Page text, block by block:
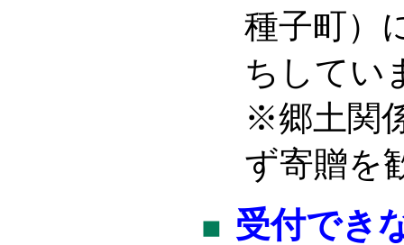
種子町）
ちしてい
※郷土関
ず寄贈を
受付でき